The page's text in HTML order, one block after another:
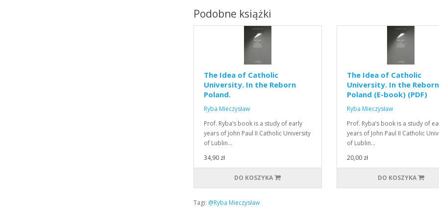
Podobne książki
The Idea of Catholic
University. In the Reborn
Poland.
Ryba Mieczysław
Prof. Ryba’s book is a study of early
years of John Paul II Catholic University
of Lublin…
34,90 zł
DO KOSZYKA
The Idea of Catholic
University. In the Reborn
Poland (E-book) (PDF)
Ryba Mieczysław
Prof. Ryba’s book is a study of
years of John Paul II Catholic
of Lublin…
20,00 zł
DO KOSZYKA
Tagi: @Ryba Mieczysław